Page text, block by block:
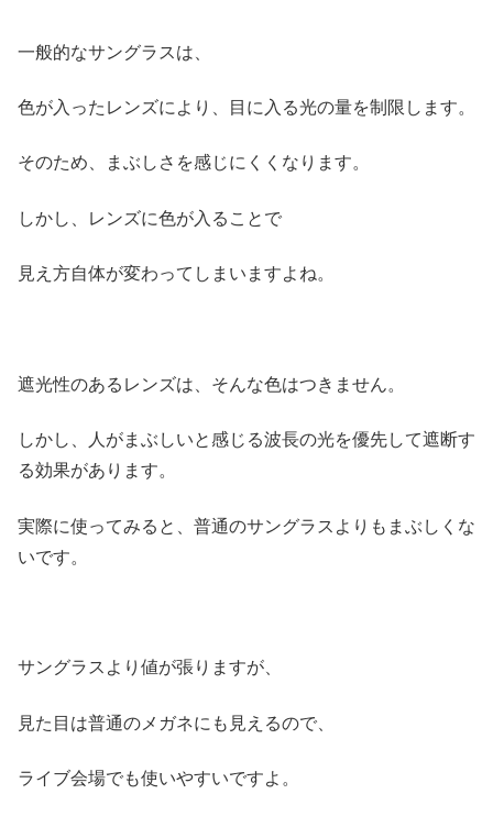
一般的なサングラスは、
色が入ったレンズにより、目に入る光の量を制限します。
そのため、まぶしさを感じにくくなります。
しかし、レンズに色が入ることで
見え方自体が変わってしまいますよね。
遮光性のあるレンズは、そんな色はつきません。
しかし、人がまぶしいと感じる波長の光を優先して遮断す
る効果があります。
実際に使ってみると、普通のサングラスよりもまぶしくな
いです。
サングラスより値が張りますが、
見た目は普通のメガネにも見えるので、
ライブ会場でも使いやすいですよ。